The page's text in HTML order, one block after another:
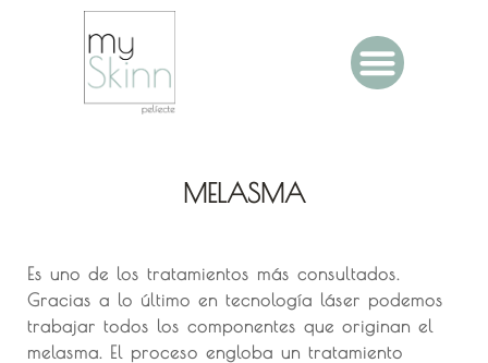
MELASMA
Es uno de los tratamientos más consultados.
Gracias a lo último en tecnología láser podemos
trabajar todos los componentes que originan el
melasma. El proceso engloba un tratamiento